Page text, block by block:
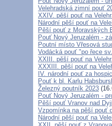
Velehradská zimní pouť
XXIV. pěší pouť na
Národní pěší pouť na
Pěší pouť z Moravských
Pouť Nový Jeruzalém -
Poutní místo Vřesová
Vodácká pouť "po řece
XXIII. pěší pouť na
XXXIII. pěší pouť na
IV. národní pouť za
Pouť k bl. Karlu
Železný poutník 2023
Pouť Nový Jeruzalém -
Pěší pouť Vranov nad
Vzpomínka na pěší pouť
Národní pěší pouť na